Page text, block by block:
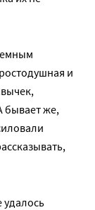
и
бывает же,
удалось